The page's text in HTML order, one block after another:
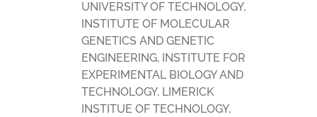
UNIVERSITY OF TECHNOLOGY,
INSTITUTE OF MOLECULAR
GENETICS AND GENETIC
ENGINEERING, INSTITUTE FOR
EXPERIMENTAL BIOLOGY AND
TECHNOLOGY, LIMERICK
INSTITUE OF TECHNOLOGY,